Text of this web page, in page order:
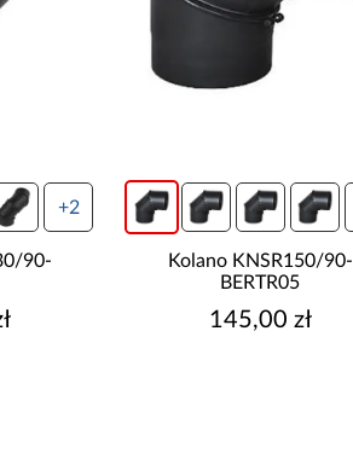
+2
90-
Kolano KNSR150/90-
BERTR05
145,00 zł